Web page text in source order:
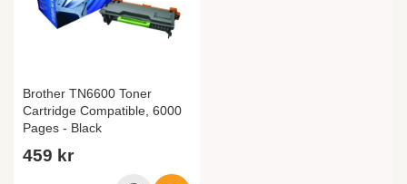
Brother TN6600 Toner
Cartridge Compatible, 6000
Pages - Black
459 kr